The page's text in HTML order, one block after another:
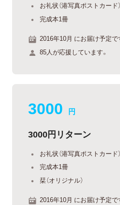
お礼状（港写真ポストカード）
完成本1冊
2016年10月 にお届け予定で
85人が応援しています。
3000 円
3000円リターン
お礼状（港写真ポストカード）
完成本1冊
栞（オリジナル）
2016年10月 にお届け予定で